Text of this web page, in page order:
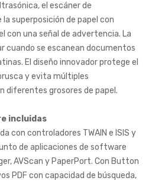
el escáner de
superposición de papel con
con una señal de advertencia. La
cuando se escanean documentos
El diseño innovador protege el
y evita múltiples
diferentes grosores de papel.
incluidas
con controladores TWAIN e ISIS y
de aplicaciones de software
AVScan y PaperPort. Con Button
PDF con capacidad de búsqueda,